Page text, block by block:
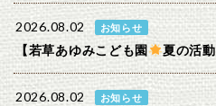
2026.08.02 お知らせ
【若草あゆみこども園 夏の活動
2026.08.02 お知らせ